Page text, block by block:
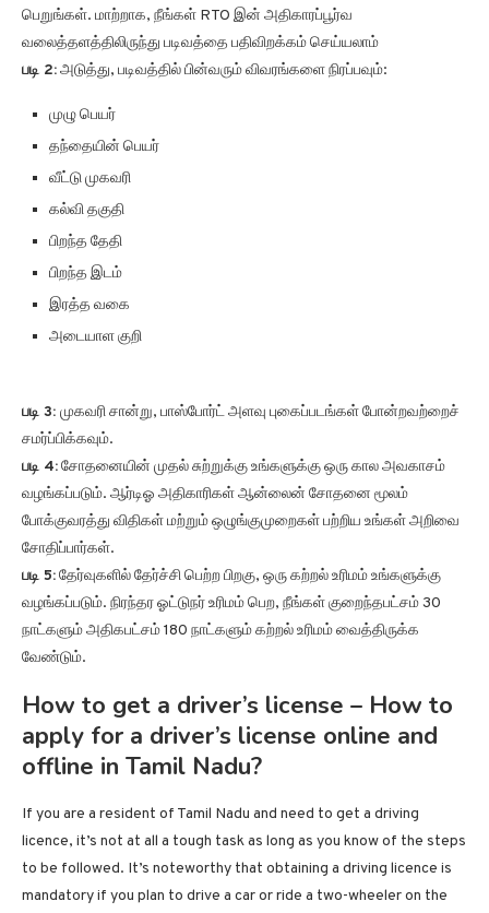
பெறுங்கள். மாற்றாக, நீங்கள் RTO இன் அதிகாரப்பூர்வ
வலைத்தளத்திலிருந்து படிவத்தை பதிவிறக்கம் செய்யலாம்
படி 2:அடுத்து, படிவத்தில் பின்வரும் விவரங்களை நிரப்பவும்:
முழு பெயர்
தந்தையின் பெயர்
வீட்டு முகவரி
கல்வி தகுதி
பிறந்த தேதி
பிறந்த இடம்
இரத்த வகை
அடையாள குறி
படி 3: முகவரி சான்று, பாஸ்போர்ட் அளவு புகைப்படங்கள் போன்றவற்றைச்
சமர்ப்பிக்கவும்.
படி 4:சோதனையின் முதல் சுற்றுக்கு உங்களுக்கு ஒரு கால அவகாசம்
வழங்கப்படும். ஆர்டிஓ அதிகாரிகள் ஆன்லைன் சோதனை மூலம்
போக்குவரத்து விதிகள் மற்றும் ஒழுங்குமுறைகள் பற்றிய உங்கள் அறிவை
சோதிப்பார்கள்.
படி 5:தேர்வுகளில் தேர்ச்சி பெற்ற பிறகு, ஒரு கற்றல் உரிமம் உங்களுக்கு
வழங்கப்படும். நிரந்தர ஓட்டுநர் உரிமம் பெற, நீங்கள் குறைந்தபட்சம் 30
நாட்களும் அதிகபட்சம் 180 நாட்களும் கற்றல் உரிமம் வைத்திருக்க
வேண்டும்.
How to get a driver’s license – How to
apply for a driver’s license online and
offline in Tamil Nadu?
If you are a resident of Tamil Nadu and need to get a driving
licence, it’s not at all a tough task as long as you know of the steps
to be followed. It’s noteworthy that obtaining a driving licence is
mandatory if you plan to drive a car or ride a two-wheeler on the